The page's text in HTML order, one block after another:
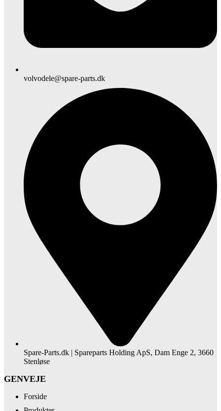
volvodele@spare-parts.dk
Spare-Parts.dk | Spareparts Holding ApS, Dam Enge 2, 3660
Stenløse
GENVEJE
Forside